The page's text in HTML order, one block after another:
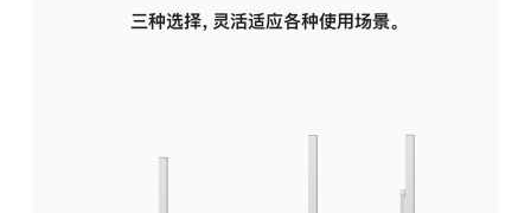
三种选择，灵活适应各种使用场景。